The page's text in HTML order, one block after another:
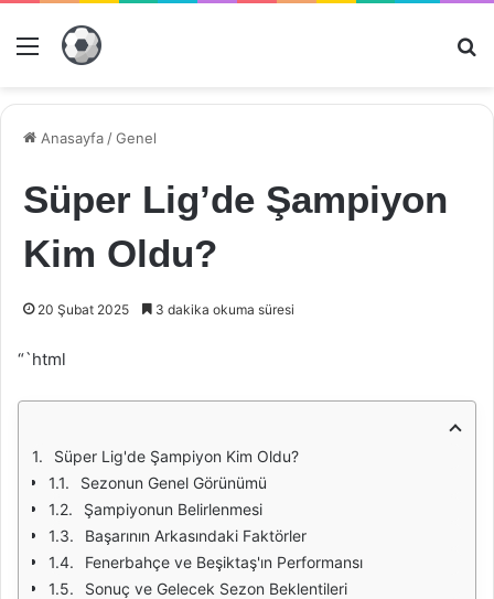
Menü
Anasayfa /Genel
Süper Lig’de Şampiyon
Kim Oldu?
20 Şubat 2025 3 dakika okuma süresi
“`html
Süper Lig'de Şampiyon Kim Oldu?
Sezonun Genel Görünümü
Şampiyonun Belirlenmesi
Başarının Arkasındaki Faktörler
Fenerbahçe ve Beşiktaş'ın Performansı
Sonuç ve Gelecek Sezon Beklentileri